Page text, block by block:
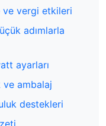
ve vergi etkileri
adımlarla
ayarları
ve ambalaj
destekleri